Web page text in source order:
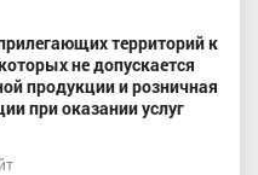
территорий к
не допускается
продукции и розничная
при оказании услуг